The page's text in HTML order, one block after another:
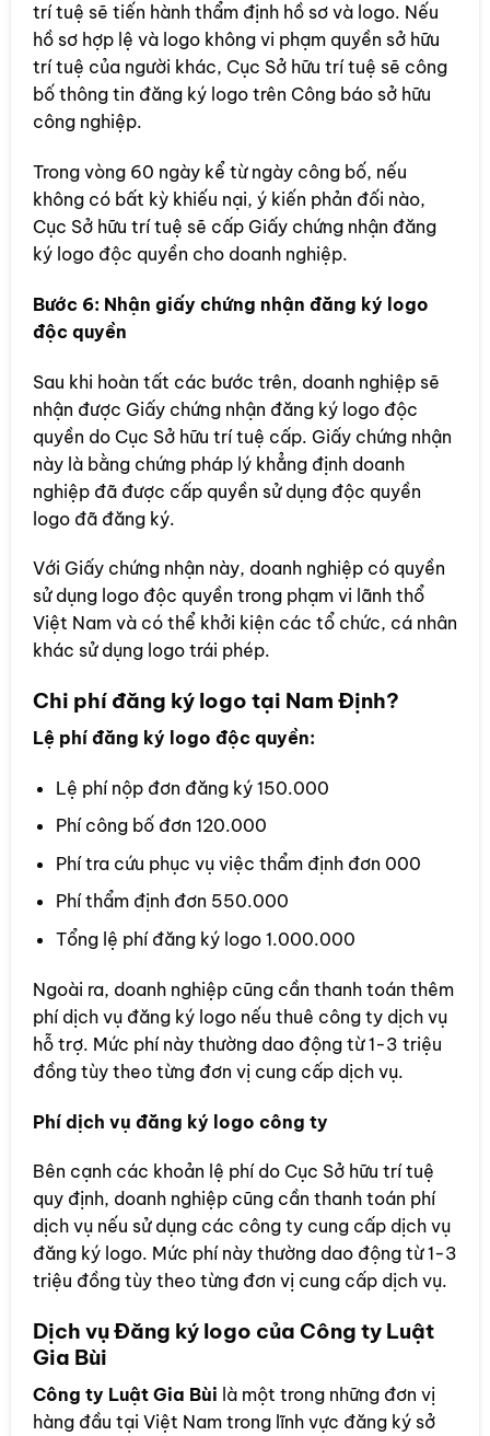
trí tuệ sẽ tiến hành thẩm định hồ sơ và logo. Nếu
hồ sơ hợp lệ và logo không vi phạm quyền sở hữu
trí tuệ của người khác, Cục Sở hữu trí tuệ sẽ công
bố thông tin đăng ký logo trên Công báo sở hữu
công nghiệp.
Trong vòng 60 ngày kể từ ngày công bố, nếu
không có bất kỳ khiếu nại, ý kiến phản đối nào,
Cục Sở hữu trí tuệ sẽ cấp Giấy chứng nhận đăng
ký logo độc quyền cho doanh nghiệp.
Bước 6: Nhận giấy chứng nhận đăng ký logo
độc quyền
Sau khi hoàn tất các bước trên, doanh nghiệp sẽ
nhận được Giấy chứng nhận đăng ký logo độc
quyền do Cục Sở hữu trí tuệ cấp. Giấy chứng nhận
này là bằng chứng pháp lý khẳng định doanh
nghiệp đã được cấp quyền sử dụng độc quyền
logo đã đăng ký.
Với Giấy chứng nhận này, doanh nghiệp có quyền
sử dụng logo độc quyền trong phạm vi lãnh thổ
Việt Nam và có thể khởi kiện các tổ chức, cá nhân
khác sử dụng logo trái phép.
Chi phí đăng ký logo tại Nam Định?
Lệ phí đăng ký logo độc quyền:
Lệ phí nộp đơn đăng ký 150.000
Phí công bố đơn 120.000
Phí tra cứu phục vụ việc thẩm định đơn 000
Phí thẩm định đơn 550.000
Tổng lệ phí đăng ký logo 1.000.000
Ngoài ra, doanh nghiệp cũng cần thanh toán thêm
phí dịch vụ đăng ký logo nếu thuê công ty dịch vụ
hỗ trợ. Mức phí này thường dao động từ 1-3 triệu
đồng tùy theo từng đơn vị cung cấp dịch vụ.
Phí dịch vụ đăng ký logo công ty
Bên cạnh các khoản lệ phí do Cục Sở hữu trí tuệ
quy định, doanh nghiệp cũng cần thanh toán phí
dịch vụ nếu sử dụng các công ty cung cấp dịch vụ
đăng ký logo. Mức phí này thường dao động từ 1-3
triệu đồng tùy theo từng đơn vị cung cấp dịch vụ.
Dịch vụ Đăng ký logo của Công ty Luật
Gia Bùi
Công ty Luật Gia Bùi là một trong những đơn vị
hàng đầu tại Việt Nam trong lĩnh vực đăng ký sở